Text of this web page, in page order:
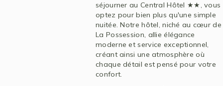
séjourner au Central Hôtel ★★, vous
optez pour bien plus qu'une simple
nuitée. Notre hôtel, niché au cœur de
La Possession, allie élégance
moderne et service exceptionnel,
créant ainsi une atmosphère où
chaque détail est pensé pour votre
confort.